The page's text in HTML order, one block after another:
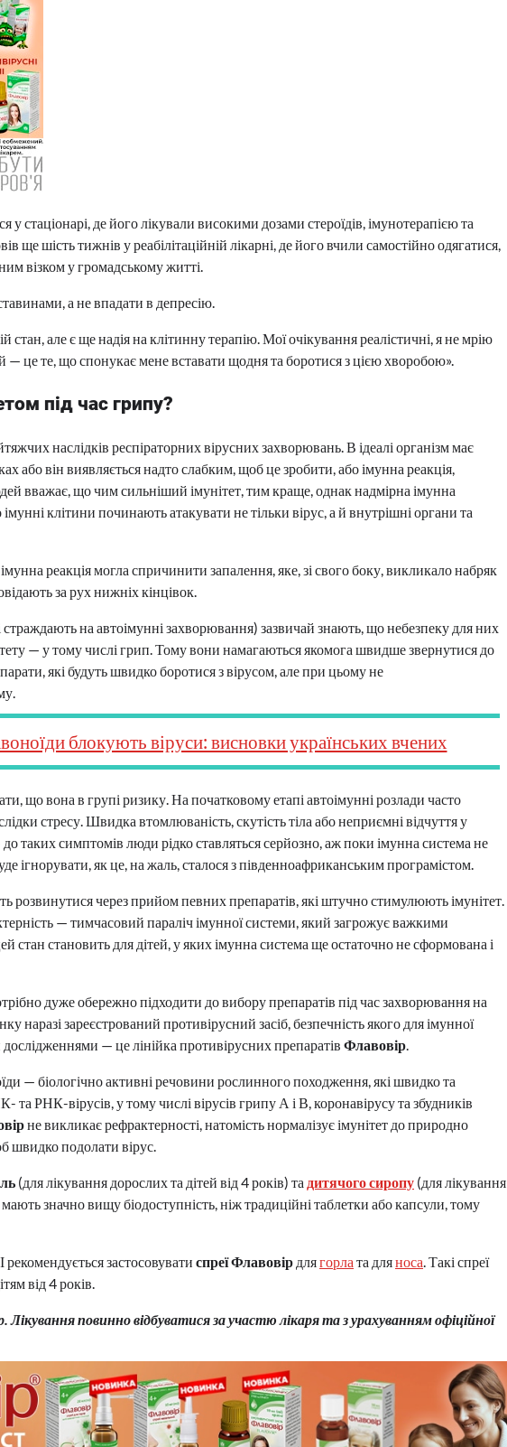
у стаціонарі, де його лікували високими дозами стероїдів, імунотерапією та
ще шість тижнів у реабілітаційній лікарні, де його вчили самостійно одягатися,
візком у громадському житті.
а не впадати в депресію.
стан, але є ще надія на клітинну терапію. Мої очікування реалістичні, я не мрію
— це те, що спонукає мене вставати щодня та боротися з цією хворобою».
під час грипу?
наслідків респіраторних вірусних захворювань. В ідеалі організм має
або він виявляється надто слабким, щоб це зробити, або імунна реакція,
вважає, що чим сильніший імунітет, тим краще, однак надмірна імунна
клітини починають атакувати не тільки вірус, а й внутрішні органи та
реакція могла спричинити запалення, яке, зі свого боку, викликало набряк
за рух нижніх кінцівок.
на автоімунні захворювання) зазвичай знають, що небезпеку для них
— у тому числі грип. Тому вони намагаються якомога швидше звернутися до
які будуть швидко боротися з вірусом, але при цьому не
блокують віруси: висновки українських вчених
що вона в групі ризику. На початковому етапі автоімунні розлади часто
стресу. Швидка втомлюваність, скутість тіла або неприємні відчуття у
таких симптомів люди рідко ставляться серйозно, аж поки імунна система не
ігнорувати, як це, на жаль, сталося з південноафриканським програмістом.
розвинутися через прийом певних препаратів, які штучно стимулюють імунітет.
— тимчасовий параліч імунної системи, який загрожує важкими
стан становить для дітей, у яких імунна система ще остаточно не сформована і
дуже обережно підходити до вибору препаратів під час захворювання на
наразі зареєстрований противірусний засіб, безпечність якого для імунної
— це лінійка противірусних препаратів Флавовір.
— біологічно активні речовини рослинного походження, які швидко та
РНК-вірусів, у тому числі вірусів грипу А і В, коронавірусу та збудників
не викликає рефрактерності, натомість нормалізує імунітет до природно
швидко подолати вірус.
(для лікування дорослих та дітей від 4 років) та дитячого сиропу (для лікування
мають значно вищу біодоступність, ніж традиційні таблетки або капсули, тому
застосовувати спреї Флавовір длягорла та дляноса. Такі спреї
від 4 років.
повинно відбуватися за участю лікаря та з урахуванням офіційної